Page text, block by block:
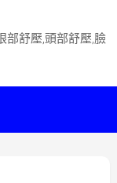
部舒壓,頭部舒壓,臉